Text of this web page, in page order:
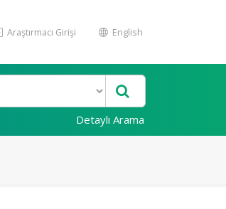
Araştırmacı Girişi English
Detaylı Arama